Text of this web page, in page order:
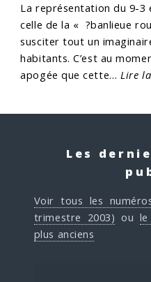
La représentation du 9-3
celle de la « ?banlieue
susciter tout un
habitants. C’est au
apogée que cette…Lire
Les
Voir tous les
trimestre 2003) ou
plus anciens